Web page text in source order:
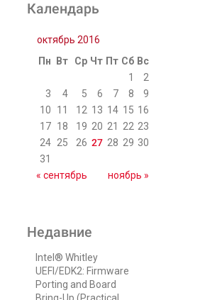
Календарь
октябрь 2016
Пн
Вт Ср Чт Пт Сб Вс
1
2
3
4 5 6 7 8
9
10
11 12 13 14 15 16
17 18 19 20 21 22 23
24 25 26 27 28 29 30
31
« сентябрь
ноябрь »
Недавние
Intel® Whitley
UEFI/EDK2: Firmware
Porting and Board